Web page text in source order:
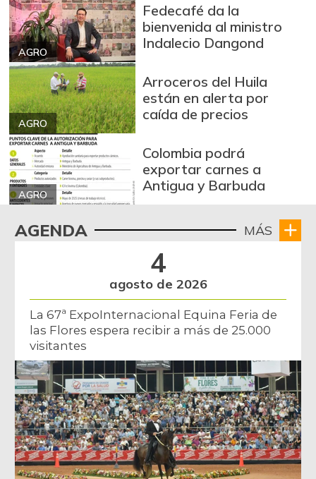
AGRO
Fedecafé da la
bienvenida al ministro
Indalecio Dangond
AGRO
Arroceros del Huila
están en alerta por
caída de precios
AGRO
Colombia podrá
exportar carnes a
Antigua y Barbuda
AGENDA MÁS
4
agosto de 2026
La 67ª ExpoInternacional Equina Feria de
las Flores espera recibir a más de 25.000
visitantes